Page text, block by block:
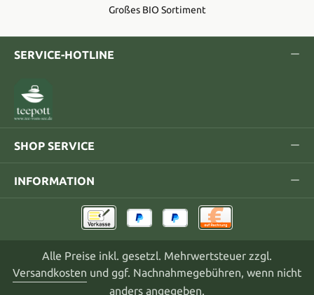
Großes BIO Sortiment
SERVICE-HOTLINE
SHOP SERVICE
INFORMATION
Alle Preise inkl. gesetzl. Mehrwertsteuer zzgl.
Versandkosten und ggf. Nachnahmegebühren, wenn nicht
anders angegeben.